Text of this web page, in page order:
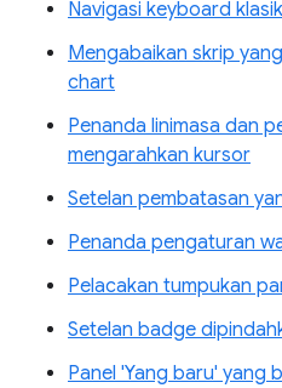
Navigasi keyboard
Mengabaikan skrip
chart
Penanda linimasa dan
mengarahkan kursor
Setelan pembatasan
Penanda pengaturan
Pelacakan tumpukan
Setelan badge
Panel 'Yang baru' yang